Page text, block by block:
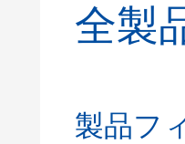
適用分野別の推奨製
自動車・車両用塗
全製
製品フ